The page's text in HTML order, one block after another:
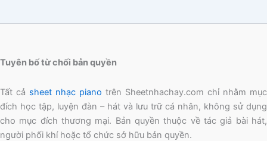
Tuyên bố từ chối bản quyền
Tất cả sheet nhạc piano trên Sheetnhachay.com chỉ nhằm mục
đích học tập, luyện đàn – hát và lưu trữ cá nhân, không sử dụng
cho mục đích thương mại. Bản quyền thuộc về tác giả bài hát,
người phối khí hoặc tổ chức sở hữu bản quyền.